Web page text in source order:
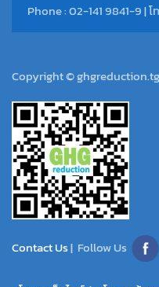
Phone : 02-141 9841-9 |
Copyright ©
Contact Us| Follow Us